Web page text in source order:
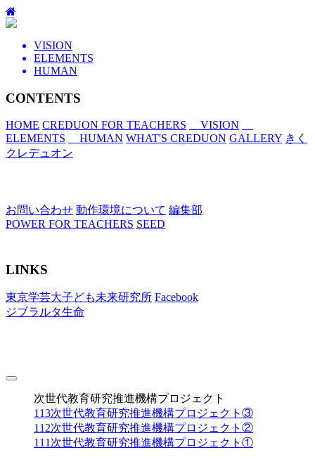
VISION
ELEMENTS
HUMAN
CONTENTS
HOME CREDUON FOR TEACHERS
VISION
ELEMENTS
HUMAN WHAT'S CREDUON GALLERY きく
クレデュオン
お問い合わせ 動作環境について 編集部
POWER FOR TEACHERS SEED
LINKS
東京学芸大子ども未来研究所 Facebook
ジブラルタ生命
toggle
navigation次世代教育研究推進機構プロジェクト
113次世代教育研究推進機構プロジェクト③
112次世代教育研究推進機構プロジェクト②
111 次世代教育研究推進機構プロジェクト①